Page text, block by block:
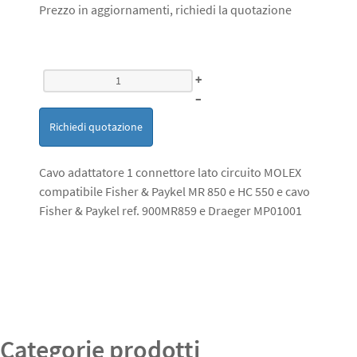
Prezzo in aggiornamenti, richiedi la quotazione
+
–
Richiedi quotazione
Cavo adattatore 1 connettore lato circuito MOLEX
compatibile Fisher & Paykel MR 850 e HC 550 e cavo
Fisher & Paykel ref. 900MR859 e Draeger MP01001
Categorie prodotti